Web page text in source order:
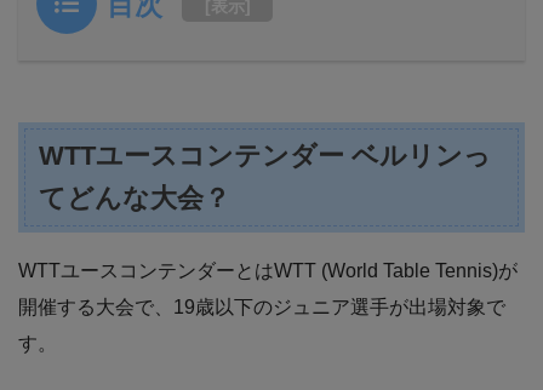
[表示]
WTTユースコンテンダー ベルリンっ
てどんな大会？
WTTユースコンテンダーとはWTT (World Table Tennis)が
開催する大会で、19歳以下のジュニア選手が出場対象で
す。